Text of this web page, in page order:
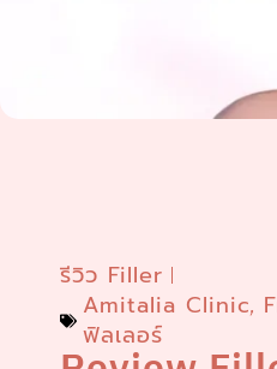
รีวิว Filler
Amitalia Clinic,
ฟิลเลอร์